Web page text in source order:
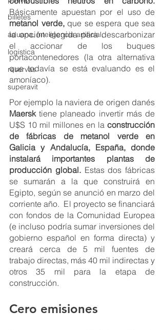
billetes
aduana, inteligencia artificial,
logistica
reservas
superavit
metanol verde, que se espera que sea
la opción elegida para descarbonizar
el accionar de los buques
portacontenedores (la otra alternativa
que todavía se está evaluando es el
amoníaco).
Maersk tiene planeado invertir más de
U$S 10 mil millones en la construcción
de fábricas de metanol verde en
Galicia y Andalucía, España, donde
instalará importantes plantas de
producción global. Estas dos fábricas
se sumarán a la que construirá en
Egipto, según se anunció en marzo del
corriente año.  El proyecto se financiará
con fondos de la Comunidad Europea
(e incluso podría sumar inversiones del
gobierno español en forma directa) y
creará cerca de 5 mil fuentes de
trabajo directas, más 40 mil indirectas y
otros 35 mil para la etapa de
construcción.
Cero emisiones